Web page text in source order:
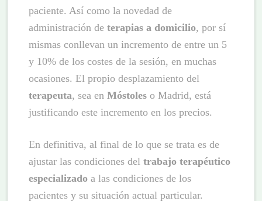
paciente. Así como la novedad de
administración deterapias a domicilio, por sí
mismas conllevan un incremento de entre un 5
y 10% de los costes de la sesión, en muchas
ocasiones. El propio desplazamiento del
terapeuta, sea enMóstoles o Madrid, está
justificando este incremento en los precios.
En definitiva, al final de lo que se trata es de
ajustar las condiciones deltrabajo terapéutico
especializado a las condiciones de los
pacientes y su situación actual particular.